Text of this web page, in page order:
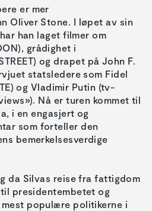
er mer
Oliver Stone. I løpet av sin
han laget filmer om
grådighet i
og drapet på John F.
statsledere som Fidel
og Vladimir Putin (tv-
Nå er turen kommet til
i en engasjert og
som forteller den
bemerkelsesverdige
da Silvas reise fra fattigdom
presidentembetet og
populære politikerne i